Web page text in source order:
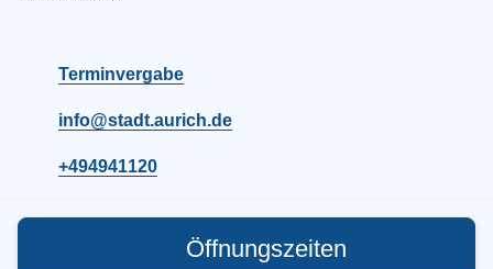
Terminvergabe
info@stadt.aurich.de
+494941120
Öffnungszeiten